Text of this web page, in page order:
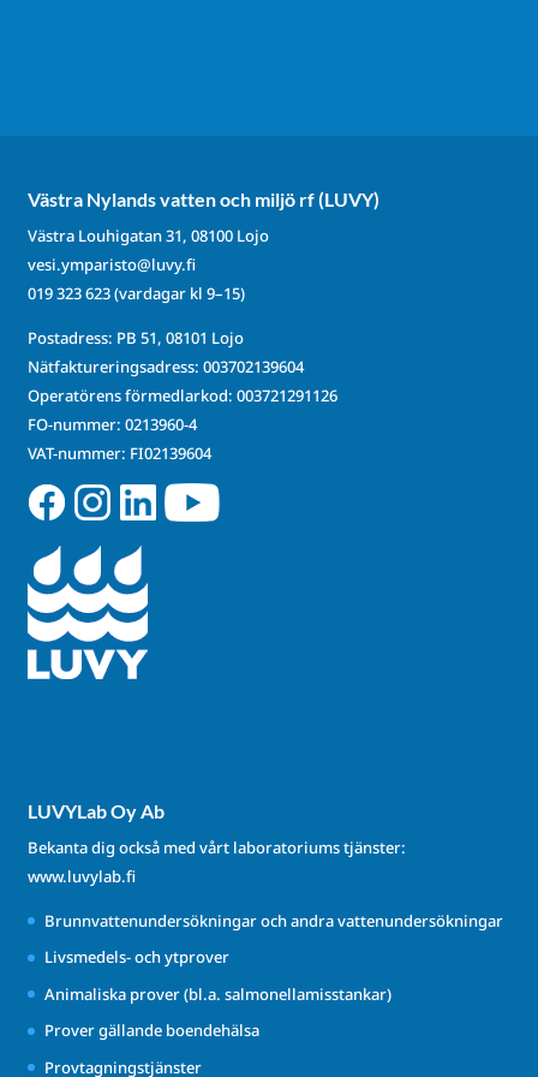
Västra Nylands vatten och miljö rf (LUVY)
Västra Louhigatan 31, 08100 Lojo
vesi.ymparisto@luvy.fi
019 323 623(vardagar kl 9–15)
Postadress: PB 51, 08101 Lojo
Nätfaktureringsadress: 003702139604
Operatörens förmedlarkod: 003721291126
FO-nummer: 0213960-4
VAT-nummer: FI02139604
LUVYLab Oy Ab
Bekanta dig också med vårt laboratoriums tjänster:
www.luvylab.fi
Brunnvattenundersökningar och andra vattenundersökningar
Livsmedels- och ytprover
Animaliska prover (bl.a. salmonellamisstankar)
Prover gällande boendehälsa
Provtagningstjänster